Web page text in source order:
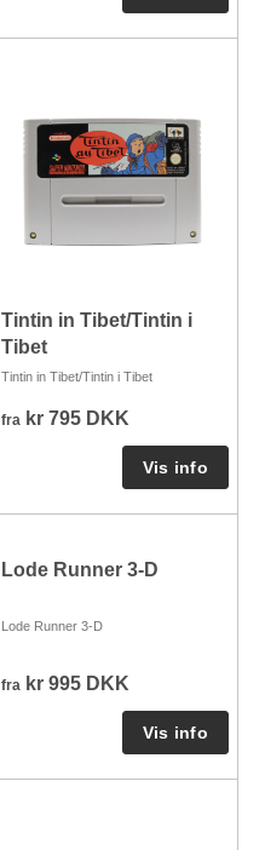
Tintin in Tibet/Tintin i
Tibet
Tintin in Tibet/Tintin i Tibet
fra kr 795 DKK
Lode Runner 3-D
Lode Runner 3-D
fra kr 995 DKK